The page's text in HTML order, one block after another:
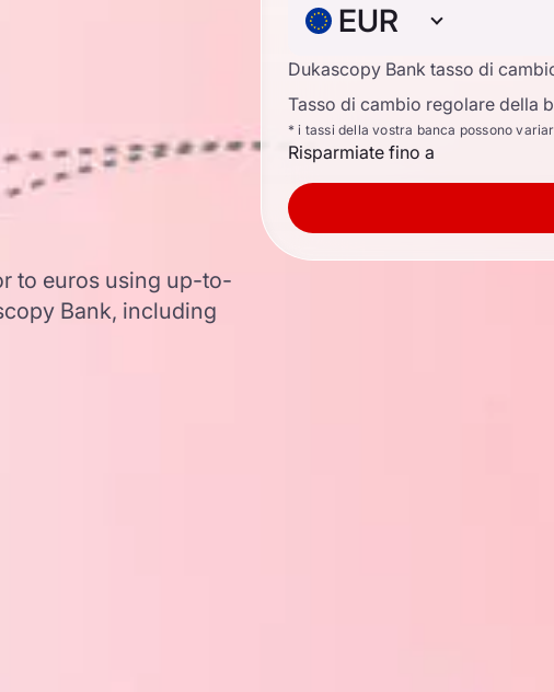
to euros using up-to-
Bank, including
EUR
Dukascopy Bank tasso di
Tasso di cambio regolare della
* i tassi della vostra banca possono
Risparmiate fino a